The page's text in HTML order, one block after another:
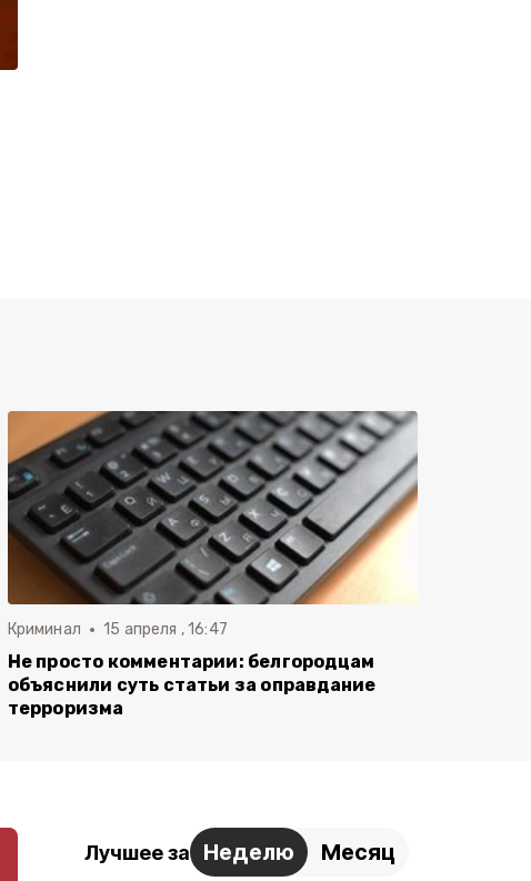
Криминал 15 апреля , 16:47
Не просто комментарии: белгородцам
объяснили суть статьи за оправдание
терроризма
Лучшее за Неделю Месяц